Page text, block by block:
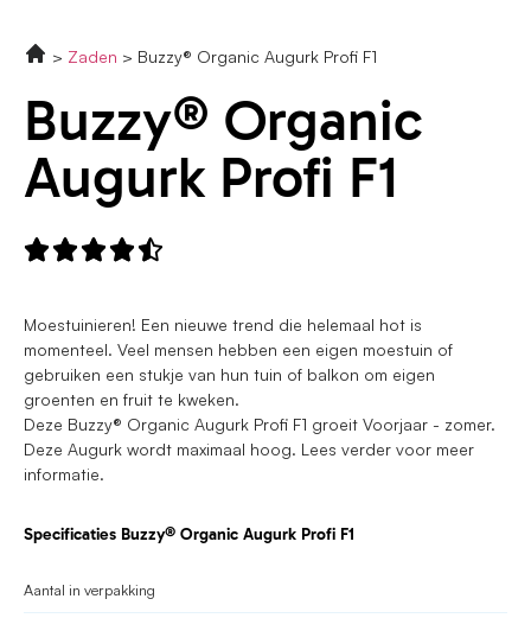
Zaden Buzzy® Organic Augurk Profi F1
Buzzy® Organic
Augurk Profi F1

Moestuinieren! Een nieuwe trend die helemaal hot is
momenteel. Veel mensen hebben een eigen moestuin of
gebruiken een stukje van hun tuin of balkon om eigen
groenten en fruit te kweken.
Deze Buzzy® Organic Augurk Profi F1 groeit Voorjaar - zomer.
Deze Augurk wordt maximaal hoog. Lees verder voor meer
informatie.
Specificaties Buzzy® Organic Augurk Profi F1
Aantal in verpakking